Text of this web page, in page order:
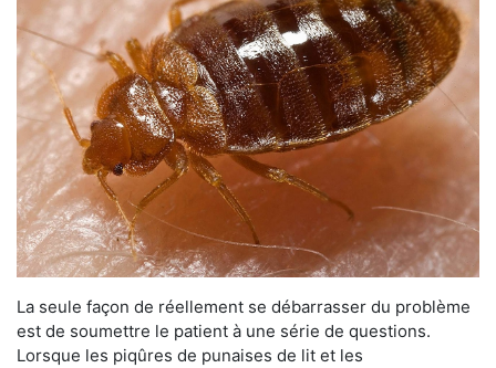
La seule façon de réellement se débarrasser du problème
est de soumettre le patient à une série de questions.
Lorsque les piqûres de punaises de lit et les